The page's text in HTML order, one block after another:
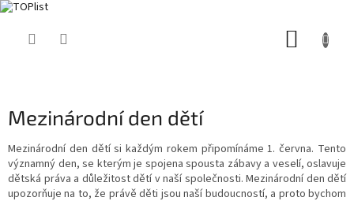
Mezinárodní den dětí
Mezinárodní den dětí si každým rokem připomínáme 1. června. Tento
významný den, se kterým je spojena spousta zábavy a veselí, oslavuje
dětská práva a důležitost dětí v naší společnosti. Mezinárodní den dětí
upozorňuje na to, že právě děti jsou naší budoucností, a proto bychom